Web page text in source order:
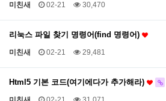
미친새 02-21 30,470
리눅스 파일 찾기 명령어(find 명령어)
미친새 02-21 29,481
Html5 기본 코드(여기에다가 추가해라)